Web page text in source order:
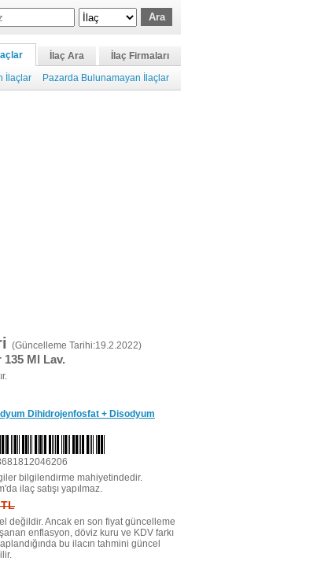
İlaçlar İlaç Ara
İlaç Firmaları
İlaçlar Pazarda Bulunamayan İlaçlar
(Güncelleme Tarihi:19.2.2022)
135 Ml Lav.
Dihidrojenfosfat + Disodyum
bilgilendirme mahiyetindedir.
ilaç satışı yapılmaz.
değildir. Ancak en son fiyat güncelleme
enflasyon, döviz kuru ve KDV farkı
bu ilacın tahmini güncel